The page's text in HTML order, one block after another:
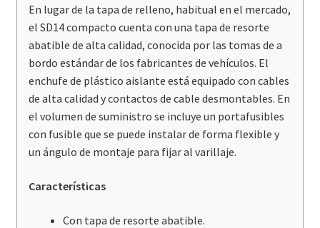
En lugar de la tapa de relleno, habitual en el mercado,
el SD14 compacto cuenta con una tapa de resorte
abatible de alta calidad, conocida por las tomas de a
bordo estándar de los fabricantes de vehículos. El
enchufe de plástico aislante está equipado con cables
de alta calidad y contactos de cable desmontables. En
el volumen de suministro se incluye un portafusibles
con fusible que se puede instalar de forma flexible y
un ángulo de montaje para fijar al varillaje.
Características
Con tapa de resorte abatible.